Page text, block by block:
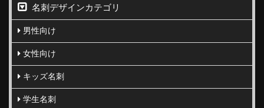
名刺デザインカテゴリ
男性向け
女性向け
キッズ名刺
学生名刺